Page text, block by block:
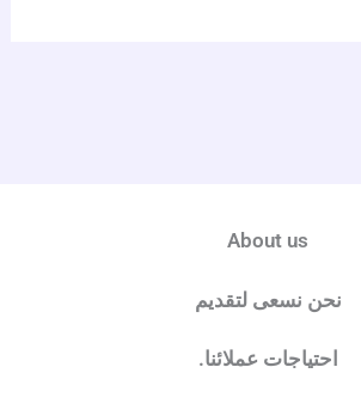
About us
نحن نسعى لتقديم
احتياجات عملائنا.